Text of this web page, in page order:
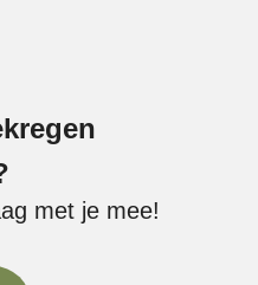
met je mee!